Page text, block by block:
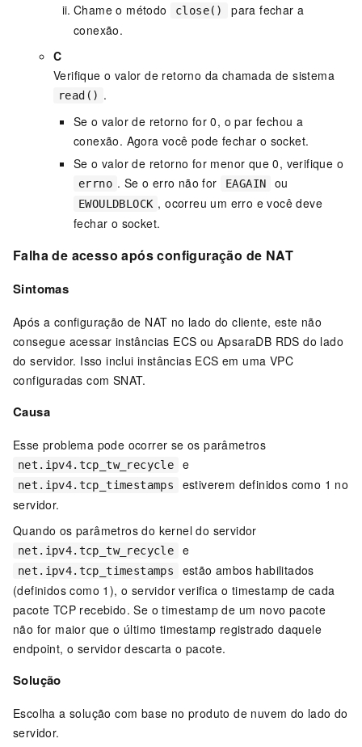
Chame o método
close()
para fechar a
conexão.
C
Verifique o valor de retorno da chamada de sistema
read() .
Se o valor de retorno for 0, o par fechou a
conexão. Agora você pode fechar o socket.
Se o valor de retorno for menor que 0, verifique o
errno . Se o erro não for EAGAIN ou
EWOULDBLOCK , ocorreu um erro e você deve
fechar o socket.
Falha de acesso após configuração de NAT
Sintomas
Após a configuração de NAT no lado do cliente, este não
consegue acessar instâncias ECS ou ApsaraDB RDS do lado
do servidor. Isso inclui instâncias ECS em uma VPC
configuradas com SNAT.
Causa
Esse problema pode ocorrer se os parâmetros
net.ipv4.tcp_tw_recycle e
net.ipv4.tcp_timestamps
estiverem definidos como 1 no
servidor.
Quando os parâmetros do kernel do servidor
net.ipv4.tcp_tw_recycle e
net.ipv4.tcp_timestamps
estão ambos habilitados
(definidos como 1), o servidor verifica o timestamp de cada
pacote TCP recebido. Se o timestamp de um novo pacote
não for maior que o último timestamp registrado daquele
endpoint, o servidor descarta o pacote.
Solução
Escolha a solução com base no produto de nuvem do lado do
servidor.